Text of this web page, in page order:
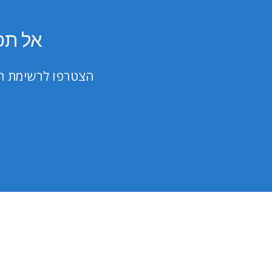
אל
הצטרפו לרשימת